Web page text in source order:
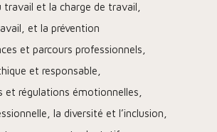
travail et la charge de travail,
et la prévention
et parcours professionnels,
et responsable,
et régulations émotionnelles,
la diversité et l’inclusion,